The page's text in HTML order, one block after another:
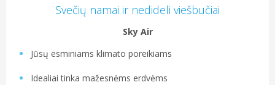
Svečių namai ir nedideli viešbučiai
Sky Air
Jūsų esminiams klimato poreikiams
Idealiai tinka mažesnėms erdvėms